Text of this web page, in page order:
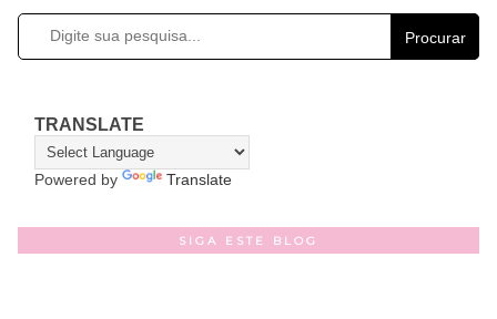
Procurar
TRANSLATE
Powered by Translate
SIGA ESTE BLOG